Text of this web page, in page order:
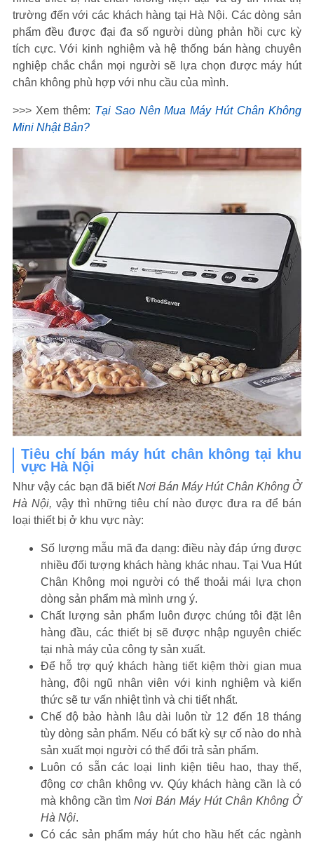
trường đến với các khách hàng tại Hà Nội. Các dòng sản
phẩm đều được đại đa số người dùng phản hồi cực kỳ
tích cực. Với kinh nghiệm và hệ thống bán hàng chuyên
nghiệp chắc chắn mọi người sẽ lựa chọn được máy hút
chân không phù hợp với nhu cầu của mình.
>>> Xem thêm: Tại Sao Nên Mua Máy Hút Chân Không
Mini Nhật Bản?
Tiêu chí bán máy hút chân không tại khu
vực Hà Nội
Như vậy các bạn đã biếtNơi Bán Máy Hút Chân Không Ở
Hà Nội, vậy thì những tiêu chí nào được đưa ra để bán
loại thiết bị ở khu vực này:
Số lượng mẫu mã đa dạng: điều này đáp ứng được
nhiều đối tượng khách hàng khác nhau. Tại Vua Hút
Chân Không mọi người có thể thoải mái lựa chọn
dòng sản phẩm mà mình ưng ý.
Chất lượng sản phẩm luôn được chúng tôi đặt lên
hàng đầu, các thiết bị sẽ được nhập nguyên chiếc
tại nhà máy của công ty sản xuất.
Để hỗ trợ quý khách hàng tiết kiệm thời gian mua
hàng, đội ngũ nhân viên với kinh nghiệm và kiến
thức sẽ tư vấn nhiệt tình và chi tiết nhất.
Chế độ bảo hành lâu dài luôn từ 12 đến 18 tháng
tùy dòng sản phẩm. Nếu có bất kỳ sự cố nào do nhà
sản xuất mọi người có thể đổi trả sản phẩm.
Luôn có sẵn các loại linh kiện tiêu hao, thay thế,
động cơ chân không vv. Qúy khách hàng cần là có
mà không cần tìm Nơi Bán Máy Hút Chân Không Ở
Hà Nội.
Có các sản phẩm máy hút cho hầu hết các ngành